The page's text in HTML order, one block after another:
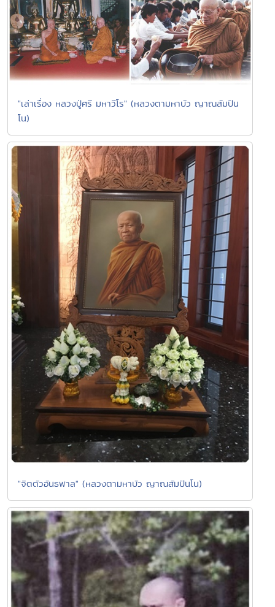
"เล่าเรื่อง หลวงปู่ศรี มหาวีโร" (หลวงตามหาบัว ญาณสัมปัน
โน)
"จิตตัวอันธพาล" (หลวงตามหาบัว ญาณสัมปันโน)